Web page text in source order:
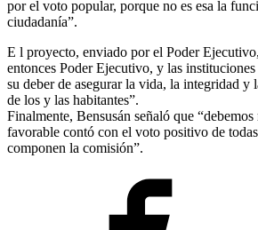
por el voto popular, porque no es esa la
ciudadanía”.
E l proyecto, enviado por el Poder
entonces Poder Ejecutivo, y las
su deber de asegurar la vida, la integridad y
de los y las habitantes”.
Finalmente, Bensusán señaló que
favorable contó con el voto positivo de
componen la comisión”.